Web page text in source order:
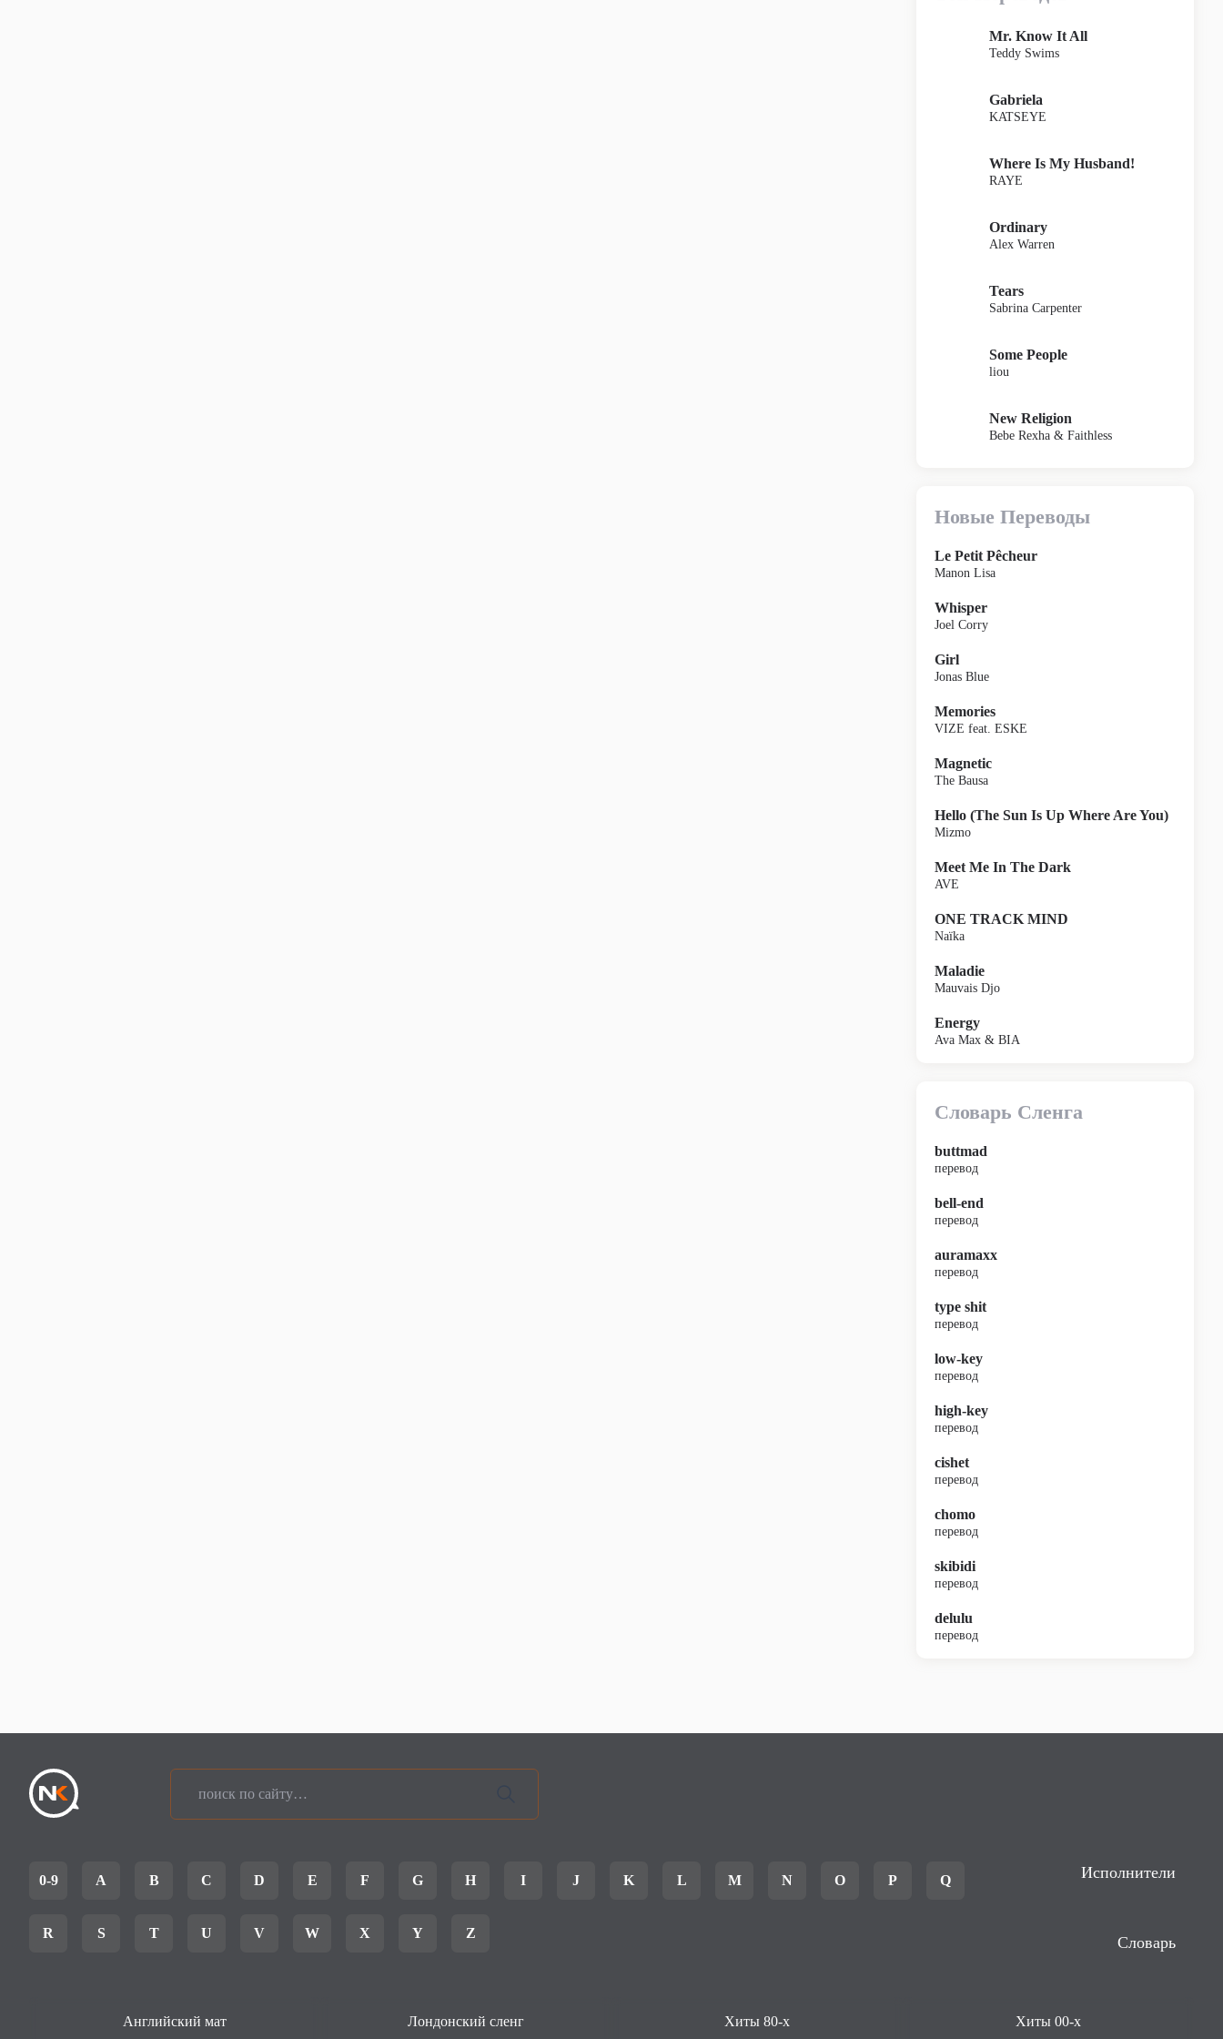
Mr. Know It All
Teddy Swims
Gabriela
KATSEYE
Where Is My Husband!
RAYE
Ordinary
Alex Warren
Tears
Sabrina Carpenter
Some People
liou
New Religion
Bebe Rexha & Faithless
Новые Переводы
Le Petit Pêcheur
Manon Lisa
Whisper
Joel Corry
Girl
Jonas Blue
Memories
VIZE feat. ESKE
Magnetic
The Bausa
Hello (The Sun Is Up Where Are You)
Mizmo
Meet Me In The Dark
AVE
ONE TRACK MIND
Naïka
Maladie
Mauvais Djo
Energy
Ava Max & BIA
Словарь Сленга
buttmad
перевод
bell-end
перевод
auramaxx
перевод
type shit
перевод
low-key
перевод
high-key
перевод
cishet
перевод
chomo
перевод
skibidi
перевод
delulu
перевод
0-9 A B C D E F G H I J K L M N O P Q
R S T U V W X Y Z
Исполнители
Словарь
Английский мат Лондонский сленг Хиты 80-х Хиты 00-х